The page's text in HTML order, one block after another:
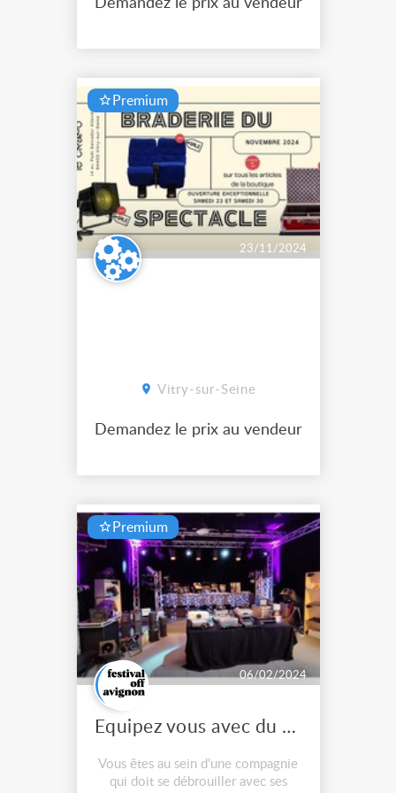
nationale. démonté pour laisser
Demandez le prix au vendeur
Premium
23/11/2024
Vitry-sur-Seine
Demandez le prix au vendeur
Premium
06/02/2024
Equipez vous avec du matériel en réemploi
Vous êtes au sein d'une compagnie
qui doit se débrouiller avec ses